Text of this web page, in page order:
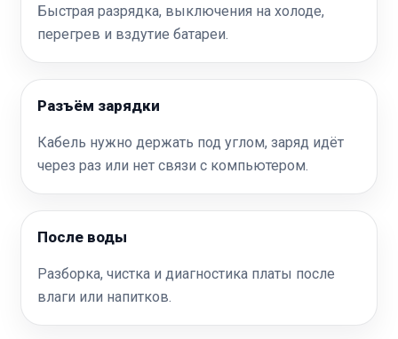
Быстрая разрядка, выключения на холоде,
перегрев и вздутие батареи.
Разъём зарядки
Кабель нужно держать под углом, заряд идёт
через раз или нет связи с компьютером.
После воды
Разборка, чистка и диагностика платы после
влаги или напитков.